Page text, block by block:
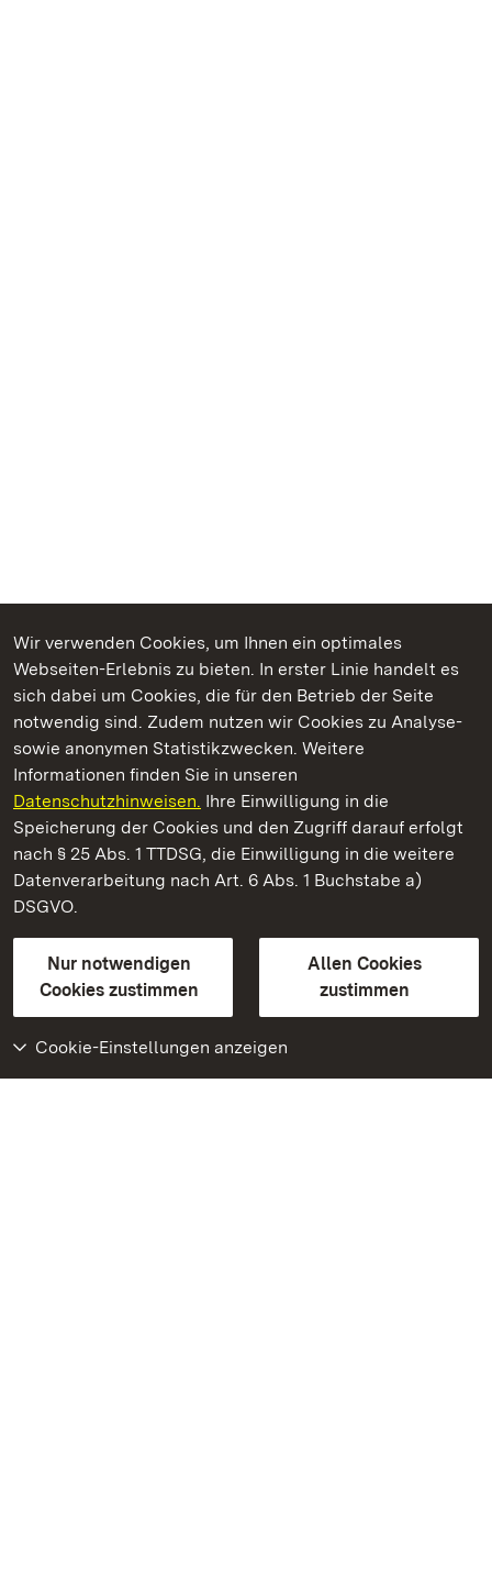
Wir verwenden Cookies, um Ihnen ein optimales
Webseiten-Erlebnis zu bieten. In erster Linie handelt es
sich dabei um Cookies, die für den Betrieb der Seite
notwendig sind. Zudem nutzen wir Cookies zu Analyse-
sowie anonymen Statistikzwecken. Weitere
Informationen finden Sie in unseren
Datenschutzhinweisen. Ihre Einwilligung in die
Speicherung der Cookies und den Zugriff darauf erfolgt
nach § 25 Abs. 1 TTDSG, die Einwilligung in die weitere
Datenverarbeitung nach Art. 6 Abs. 1 Buchstabe a)
DSGVO.
Nur notwendigen
Cookies zustimmen
Allen Cookies
zustimmen
Cookie-Einstellungen anzeigen
Kommen. Staunen. Genießen.
Schloss Solitude
Staatliche Schlösser und Gärten Baden-Württemberg
Kontakt
GebärdenspracheLeichte Sprache
Erklärung zur Barrierefreiheit
BITV-konform (geprüfte Seiten)
Weiteres